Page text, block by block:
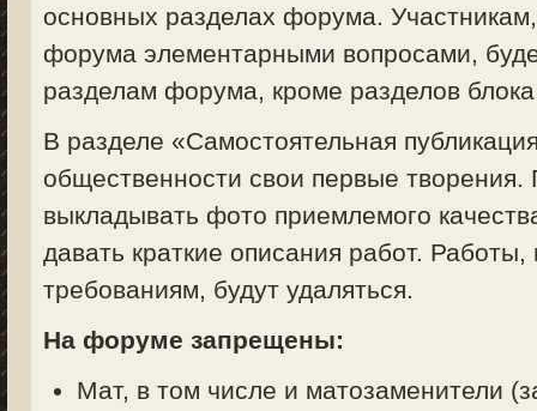
основных разделах форума.
форума элементарными вопросами,
разделам форума, кроме разделов
В разделе «Самостоятельная
общественности свои первые
выкладывать фото приемлемого
давать краткие описания работ.
требованиям, будут удаляться.
На форуме запрещены:
Мат, в том числе и матозаменители